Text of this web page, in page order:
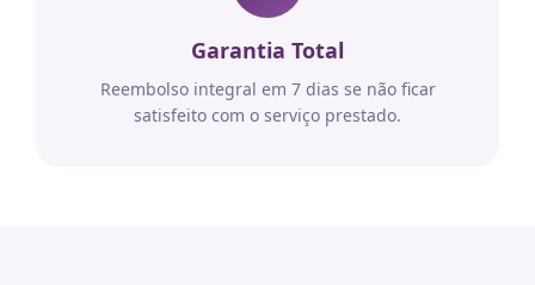
Garantia Total
Reembolso integral em 7 dias se não ficar
satisfeito com o serviço prestado.